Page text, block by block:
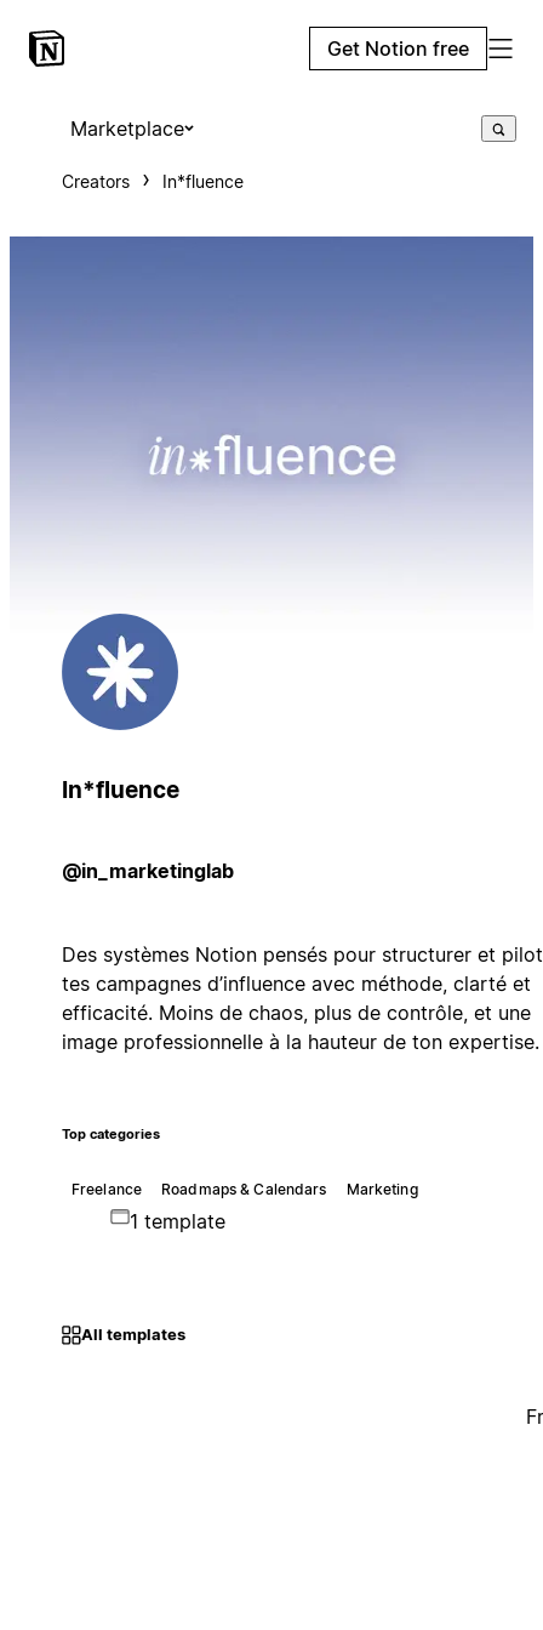
Get Notion free
Marketplace
Creators In*fluence
In*fluence
@in_marketinglab
Des systèmes Notion pensés pour structurer et
tes campagnes d’influence avec méthode, clarté et
efficacité. Moins de chaos, plus de contrôle, et une
image professionnelle à la hauteur de ton expertise.
Top categories
Freelance Roadmaps & Calendars Marketing
1 template
All templates